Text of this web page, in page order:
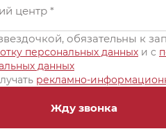
центр *
обязательны к
персональных данных и c
данных
рекламно-
Жду звонка